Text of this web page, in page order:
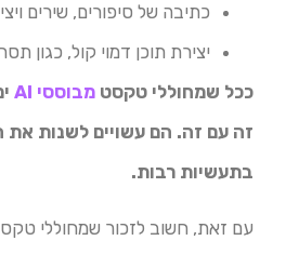
כתיבה של סיפורים, שירים
יצירת תוכן דמוי קול, כגון
ככל שמחוללי טקסט מבוססי AI
זה עם זה. הם עשויים לשנות את
בתעשיות רבות.